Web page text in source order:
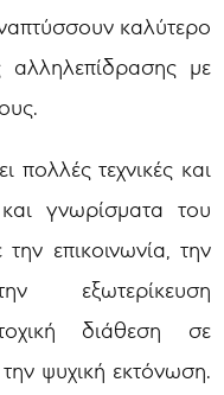
καλύτερο
αλληλεπίδρασης με
πολλές τεχνικές και
γνωρίσματα του
επικοινωνία, την
εξωτερίκευση
διάθεση σε
ψυχική εκτόνωση.